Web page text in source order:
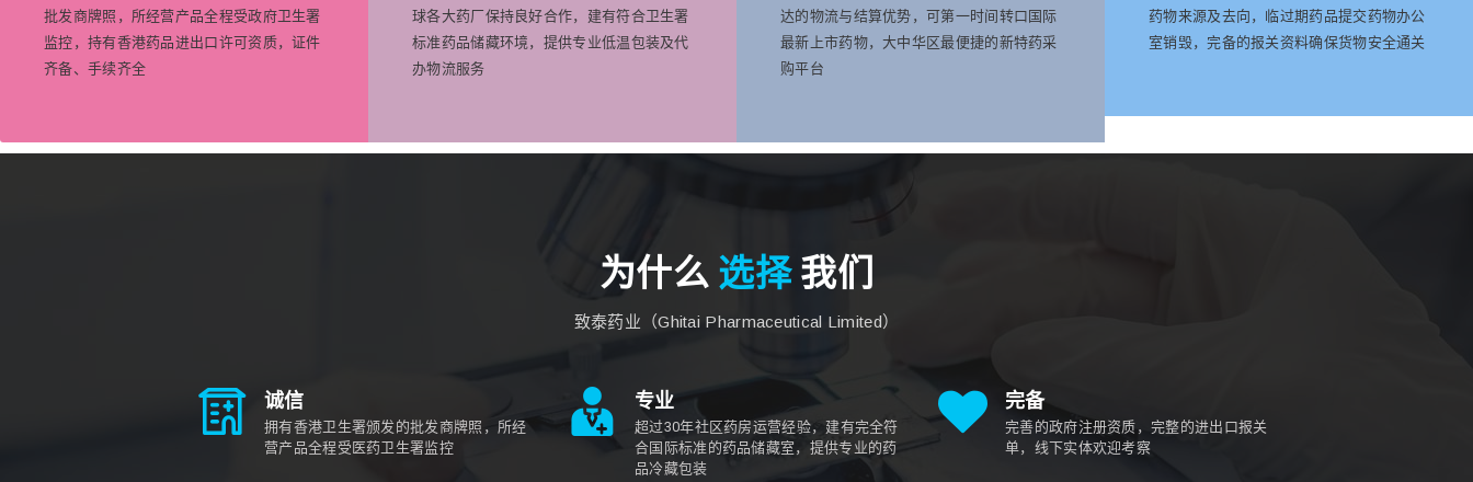
批发商牌照，所经营产品全程受政府卫生署
监控，持有香港药品进出口许可资质，证件
齐备、手续齐全
球各大药厂保持良好合作，建有符合卫生署
标准药品储藏环境，提供专业低温包装及代
办物流服务
达的物流与结算优势，可第一时间转口国际
最新上市药物，大中华区最便捷的新特药采
购平台
药物来源及去向，临过期药品提交药物办公
室销毁，完备的报关资料确保货物安全通关
为什么 选择我们
致泰药业（Ghitai Pharmaceutical Limited）
诚信
拥有香港卫生署颁发的批发商牌照，所经
营产品全程受医药卫生署监控
专业
超过30年社区药房运营经验，建有完全符
合国际标准的药品储藏室，提供专业的药
品冷藏包装
完备
完善的政府注册资质，完整的进出口报关
单，线下实体欢迎考察